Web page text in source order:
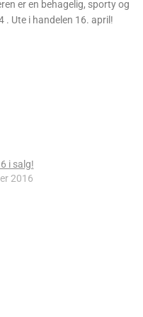
er en behagelig, sporty og
. Ute i handelen 16. april!
i salg!
2016